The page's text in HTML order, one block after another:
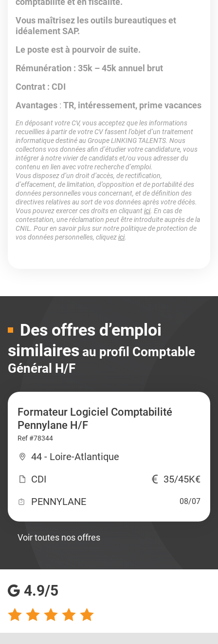
Vous maîtrisez les outils bureautiques et
idéalement SAP.
Le poste est à pourvoir de suite.
Rémunération : 35k – 45k annuel brut
Contrat : CDI
Avantages : TR, intéressement, prime vacances
En déposant votre CV, vous acceptez que les informations
recueillies à partir de votre CV fassent l’objet d’un traitement
informatique destiné au Groupe LINKING TALENTS. Nous
collectons vos données afin d’étudier votre candidature, vous
intégrer à notre vivier de candidats et/ou vous adresser du
contenu en lien avec votre recherche d’emploi.
Vous disposez d’un droit d’accès, de rectification,
d’effacement, de limitation, d’opposition et de portabilité des
données personnelles vous concernant, et de définition des
directives relatives au sort de vos données après votre décès.
Vous pouvez exercer ces droits en cliquantici. En cas de
contestation, une réclamation peut être introduite auprès de la
CNIL. Pour en savoir plus sur notre politique de protection de
vos données personnelles, cliquezici.
Des offres d’emploi
similaires au profil Comptable
Général H/F
Formateur Logiciel Comptabilité
Pennylane H/F
Ref #78344
44 - Loire-Atlantique
CDI
35/45K€
PENNYLANE
08/07
Voir toutes nos offres
4.9/5